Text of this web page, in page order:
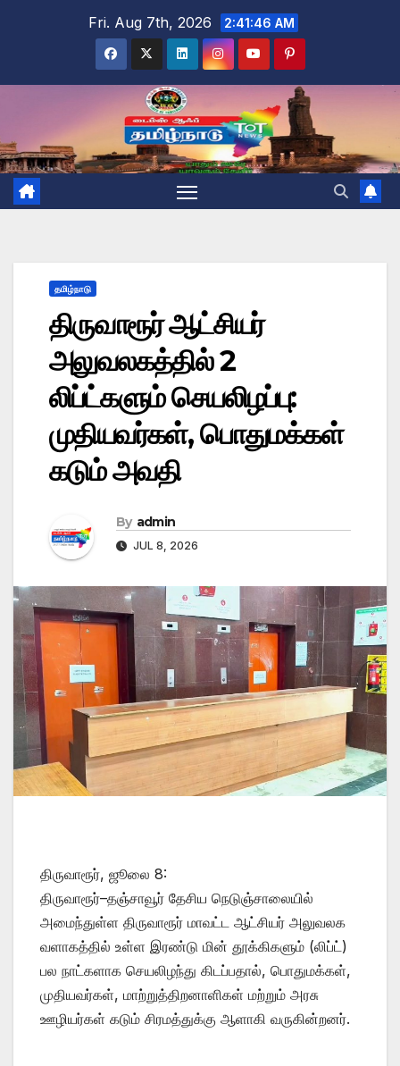
Fri. Aug 7th, 2026 2:41:47 AM
தமிழ்நாடு
திருவாரூர் ஆட்சியர்
அலுவலகத்தில் 2
லிப்ட்களும் செயலிழப்பு:
முதியவர்கள், பொதுமக்கள்
கடும் அவதி
By admin
JUL 8, 2026
திருவாரூர், ஜூலை 8:
திருவாரூர்–தஞ்சாவூர் தேசிய நெடுஞ்சாலையில்
அமைந்துள்ள திருவாரூர் மாவட்ட ஆட்சியர் அலுவலக
வளாகத்தில் உள்ள இரண்டு மின் தூக்கிகளும் (லிப்ட்)
பல நாட்களாக செயலிழந்து கிடப்பதால், பொதுமக்கள்,
முதியவர்கள், மாற்றுத்திறனாளிகள் மற்றும் அரசு
ஊழியர்கள் கடும் சிரமத்துக்கு ஆளாகி வருகின்றனர்.